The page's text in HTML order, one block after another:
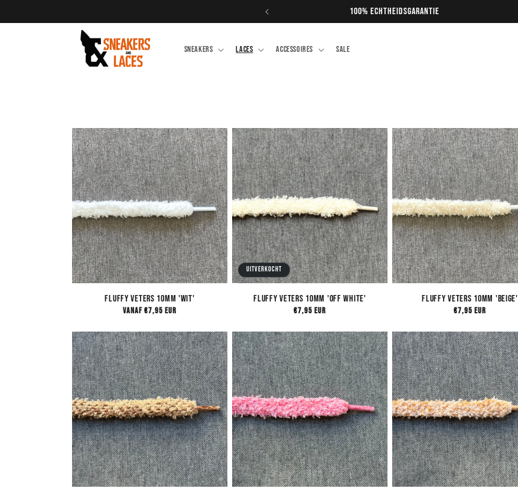
content
Gratis verzending vanaf €200,-
SNEAKERS LACES ACCESSOIRES SALE
Fluffy Veters 10mm 'Wit'
Normale
Vanaf €7,95 EUR
Uitverkocht
Fluffy Veters 10mm 'Off White'
Normale
€7,95 EUR
Fluffy Veters 10mm 'Beige'
Normale
€7,95 EUR